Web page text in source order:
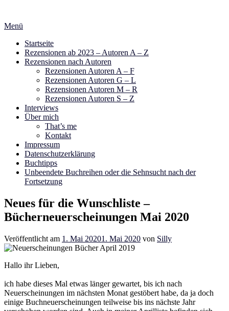
springen
Menü
Startseite
Rezensionen ab 2023 – Autoren A – Z
Rezensionen nach Autoren
Rezensionen Autoren A – F
Rezensionen Autoren G – L
Rezensionen Autoren M – R
Rezensionen Autoren S – Z
Interviews
Über mich
That’s me
Kontakt
Impressum
Datenschutzerklärung
Buchtipps
Unbeendete Buchreihen oder die Sehnsucht nach der
Fortsetzung
Neues für die Wunschliste –
Bücherneuerscheinungen Mai 2020
Veröffentlicht am 1. Mai 20201. Mai 2020 von Silly
Hallo ihr Lieben,
ich habe dieses Mal etwas länger gewartet, bis ich nach
Neuerscheinungen im nächsten Monat gestöbert habe, da ja doch
einige Buchneuerscheinungen teilweise bis ins nächste Jahr